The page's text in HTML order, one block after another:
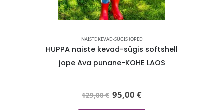
NAISTE KEVAD-SÜGIS JOPED
HUPPA naiste kevad-sügis softshell
jope Ava punane-KOHE LAOS
129,00€ 95,00€